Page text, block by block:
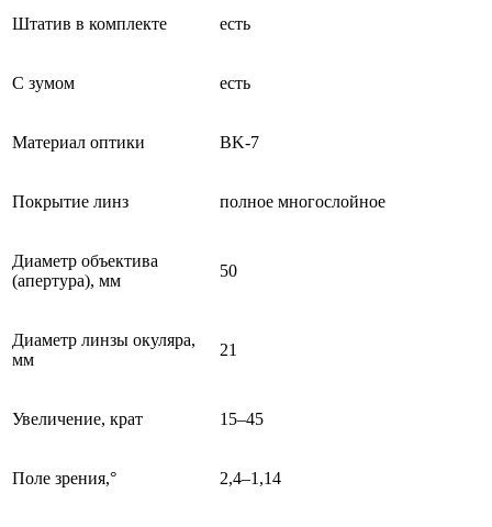
Штатив в комплекте есть
С зумом есть
Материал оптики BK-7
Покрытие линз полное многослойное
Диаметр объектива
(апертура), мм
50
Диаметр линзы окуляра,
мм
21
Увеличение, крат 15–45
Поле зрения,° 2,4–1,14